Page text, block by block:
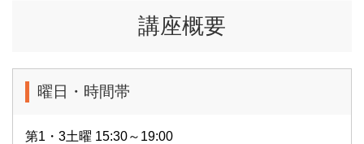
講座概要
曜日・時間帯
第1・3土曜 15:30～19:00